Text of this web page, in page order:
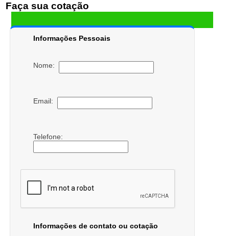
Faça sua cotação
Informações Pessoais
Nome:
Email:
Telefone:
Informações de contato ou cotação